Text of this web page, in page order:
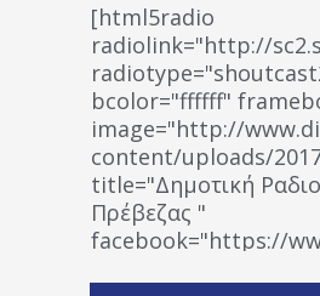
[html5radio
radiolink="http://
bcolor="ffffff"
image="http://
content/uploads/
title="Δημοτική
Πρέβεζας "
facebook="https://